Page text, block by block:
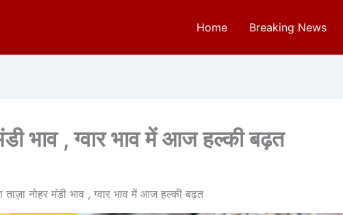
Home Breaking News
भाव , ग्वार भाव में आज हल्की बढ़त
नोहर मंडी भाव , ग्वार भाव में आज हल्की बढ़त